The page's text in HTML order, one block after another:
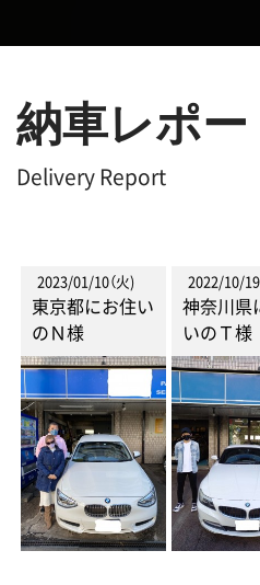
納車レポー
Delivery Report
2023/01/10（火)
東京都にお住い
のＮ様
2022/10/19
神奈川県
いのＴ様